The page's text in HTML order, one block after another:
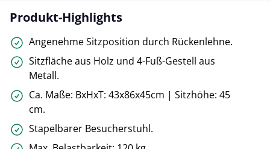
Produkt-Highlights
Angenehme Sitzposition durch Rückenlehne.
Sitzfläche aus Holz und 4-Fuß-Gestell aus
Metall.
Ca. Maße: BxHxT: 43x86x45cm | Sitzhöhe: 45
cm.
Stapelbarer Besucherstuhl.